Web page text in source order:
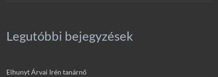
Legutóbbi bejegyzések
Elhunyt Árvai Irén tanárnő